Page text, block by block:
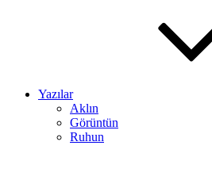
Yazılar
Aklın
Görüntün
Ruhun